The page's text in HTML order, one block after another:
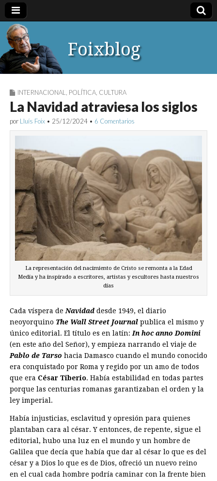
Foixblog
INTERNACIONAL POLÍTICA CULTURA
La Navidad atraviesa los siglos
por Lluís Foix • 25/12/2024 • 6 Comentarios
La representación del nacimiento de Cristo se remonta a la Edad
Media y ha inspirado a escritores, artistas y escultores hasta nuestros
días
Cada víspera de Navidad desde 1949, el diario
neoyorquino The Wall Street Journal publica el mismo y
único editorial. El título es en latín: In hoc anno Domini
(en este año del Señor), y empieza narrando el viaje de
Pablo de Tarso hacia Damasco cuando el mundo conocido
era conquistado por Roma y regido por un amo de todos
que era César Tiberio. Había estabilidad en todas partes
porque las centurias romanas garantizaban el orden y la
ley imperial.
Había injusticias, esclavitud y opresión para quienes
plantaban cara al césar. Y entonces, de repente, sigue el
editorial, hubo una luz en el mundo y un hombre de
Galilea que decía que había que dar al césar lo que es del
césar y a Dios lo que es de Dios, ofreció un nuevo reino
en el cual cada hombre podría caminar con la frente bien